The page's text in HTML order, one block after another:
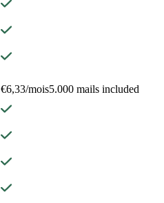
€6,33/mois5.000 mails included